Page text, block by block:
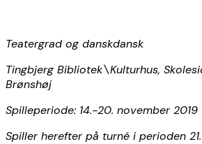
Teatergrad og danskdansk
Tingbjerg Bibliotek\Kulturhus,
Brønshøj
Spilleperiode: 14.-20. november 2019
Spiller herefter på turné i perioden